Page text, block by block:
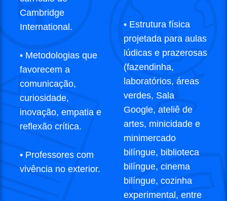
Cambridge
International.
• Metodologias que
favorecem a
comunicação,
curiosidade,
inovação, empatia e
reflexão crítica.
• Professores com
vivência no exterior.
• Estrutura física
projetada para aulas
lúdicas e prazerosas
(fazendinha,
laboratórios, áreas
verdes, Sala
Google, ateliê de
artes, minicidade e
minimercado
bilíngue, biblioteca
bilíngue, cinema
bilíngue, cozinha
experimental, entre